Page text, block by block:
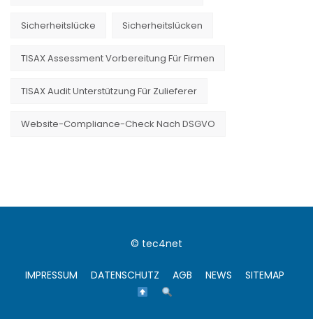
Sicherheitslücke Sicherheitslücken
TISAX Assessment Vorbereitung Für Firmen
TISAX Audit Unterstützung Für Zulieferer
Website-Compliance-Check Nach DSGVO
© tec4net
IMPRESSUM DATENSCHUTZ AGB NEWS SITEMAP